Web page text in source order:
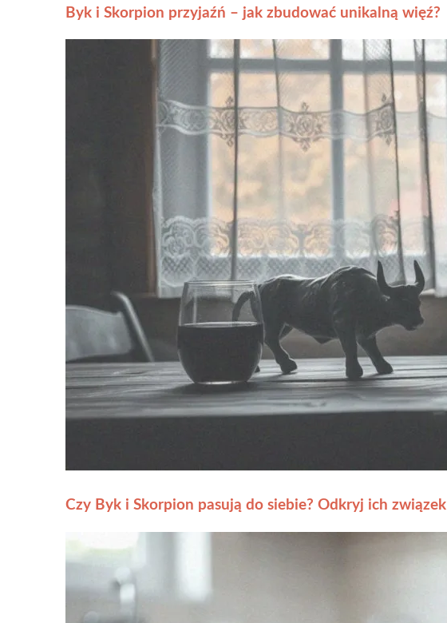
Byk i Skorpion przyjaźń – jak zbudować unikalną więź?
Czy Byk i Skorpion pasują do siebie? Odkryj ich związek